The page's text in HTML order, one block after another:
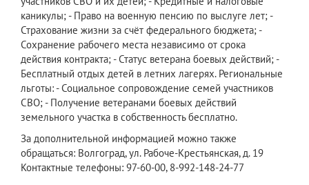
каникулы; - Право на военную пенсию по выслуге лет; -
Страхование жизни за счёт федерального бюджета; -
Сохранение рабочего места независимо от срока
действия контракта; - Статус ветерана боевых действий; -
Бесплатный отдых детей в летних лагерях. Региональные
льготы: - Социальное сопровождение семей участников
СВО; - Получение ветеранами боевых действий
земельного участка в собственность бесплатно.
За дополнительной информацией можно также
обращаться: Волгоград, ул. Рабоче-Крестьянская, д. 19
Контактные телефоны: 97-60-00, 8-992-148-24-77